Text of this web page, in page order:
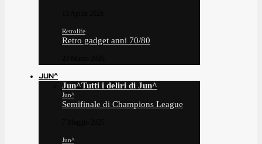
Retrolife
Retro gadget anni 70/80
JUN^
Jun^Tutti i deliri di Jun^
Jun^
Semifinale di Champions League
Jun^